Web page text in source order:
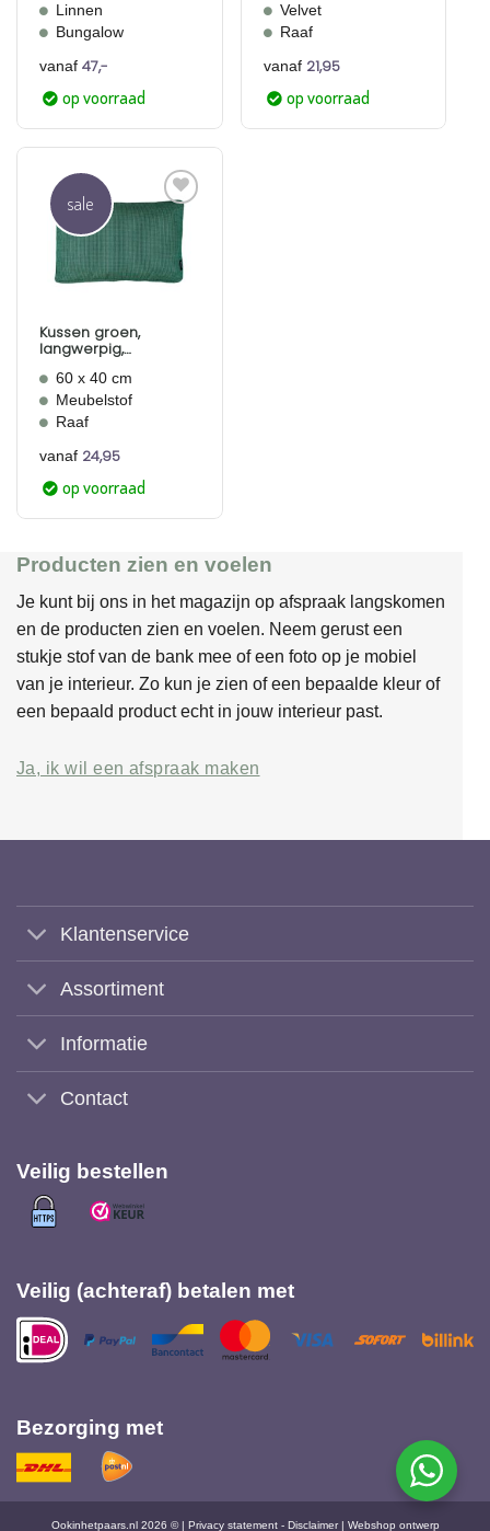
Linnen
Bungalow
vanaf 47,-
op voorraad
Velvet
Raaf
vanaf 21,95
op voorraad
sale
Aan
verlanglijst
Kussen groen,
langwerpig,
60 x 40 cm
Meubelstof
Raaf
vanaf 24,95
op voorraad
Producten zien en voelen
Je kunt bij ons in het magazijn op afspraak langskomen
en de producten zien en voelen. Neem gerust een
stukje stof van de bank mee of een foto op je mobiel
van je interieur. Zo kun je zien of een bepaalde kleur of
een bepaald product echt in jouw interieur past.
Ja, ik wil een afspraak maken
Klantenservice
Assortiment
Informatie
Contact
Veilig bestellen
Veilig (achteraf) betalen met
Bezorging met
Ookinhetpaars.nl 2026 © | Privacy statement- Disclaimer| Webshop ontwerp